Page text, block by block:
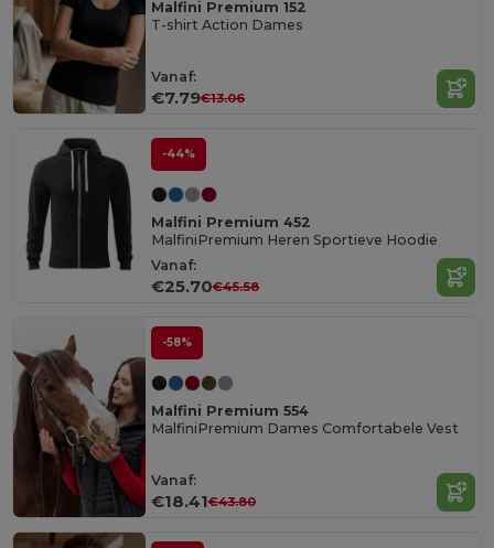
Malfini Premium 152
T-shirt Action Dames
Vanaf:
€7.79€13.06
-44%
Malfini Premium 452
MalfiniPremium Heren Sportieve Hoodie
Vanaf:
€25.70€45.58
-58%
Malfini Premium 554
MalfiniPremium Dames Comfortabele Vest
Vanaf:
€18.41€43.80